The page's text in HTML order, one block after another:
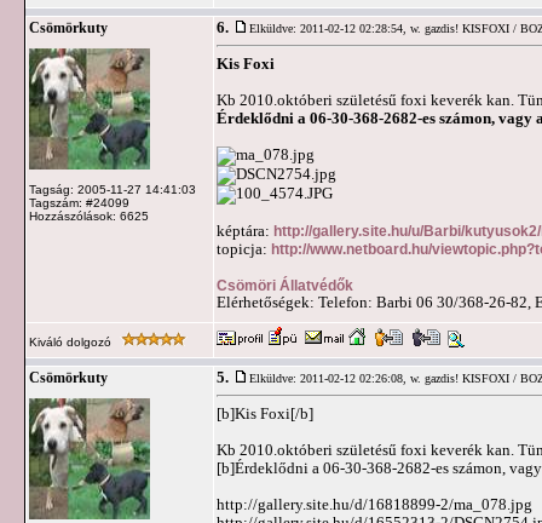
Csömörkuty
Tagság: 2005-11-27 14:41:03
Tagszám: #24099
Hozzászólások: 6625
6. Elküldve: 2011-02-12 02:28:54, w. gazdis! KISFOXI /
Kis Foxi
Kb 2010.októberi születésű foxi keverék kan.
Érdeklődni a 06-30-368-2682-es számon, vagy
képtára: http://gallery.site.hu/u/Barbi/
topicja: http://www.netboard.hu/
Csömöri Állatvédők
Elérhetőségek: Telefon: Barbi 06 30/368-26-82,
Kiváló dolgozó
Csömörkuty 5. Elküldve: 2011-02-12 02:26:08, w. gazdis! KISFOXI /
[b]Kis Foxi[/b]
Kb 2010.októberi születésű foxi keverék kan.
[b]Érdeklődni a 06-30-368-2682-es számon,
http://gallery.site.hu/d/16818899-2/ma_078.jpg